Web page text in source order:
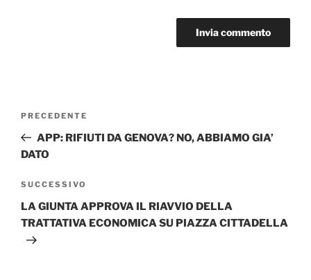
Articolo
precedente:
PRECEDENTE
APP: RIFIUTI DA GENOVA? NO, ABBIAMO GIA’
DATO
Articolo
successivo
SUCCESSIVO
LA GIUNTA APPROVA IL RIAVVIO DELLA
TRATTATIVA ECONOMICA SU PIAZZA CITTADELLA